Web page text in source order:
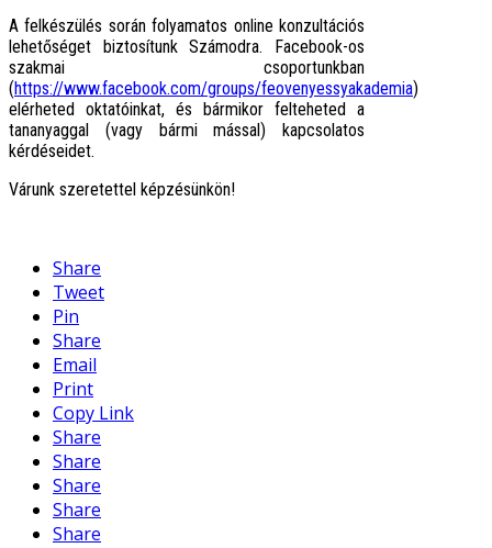
A felkészülés során folyamatos online konzultációs
lehetőséget biztosítunk Számodra. Facebook-os
szakmai csoportunkban
(https://www.facebook.com/groups/feovenyessyakademia)
elérheted oktatóinkat, és bármikor felteheted a
tananyaggal (vagy bármi mással) kapcsolatos
kérdéseidet.
Várunk szeretettel képzésünkön!
Share
Tweet
Pin
Share
Email
Print
Copy Link
Share
Share
Share
Share
Share